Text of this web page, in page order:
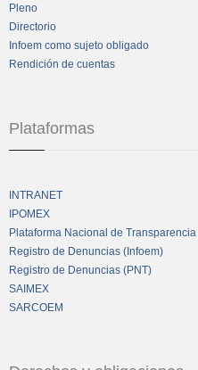
Pleno
Directorio
Infoem como sujeto obligado
Rendición de cuentas
Plataformas
INTRANET
IPOMEX
Plataforma Nacional de Transparencia
Registro de Denuncias (Infoem)
Registro de Denuncias (PNT)
SAIMEX
SARCOEM